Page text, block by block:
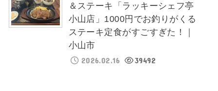
＆ステーキ「ラッキーシェフ亭
小山店」1000円でお釣りがくる
ステーキ定食がすごすぎた！｜
小山市
2026.02.16 39492